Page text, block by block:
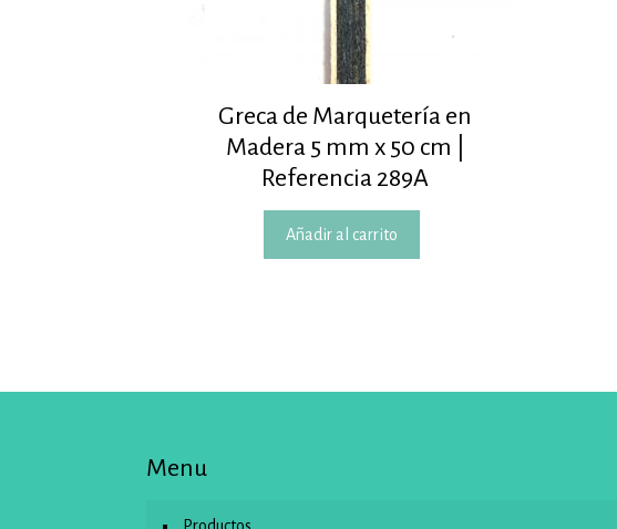
Greca de Marquetería en
Madera 5 mm x 50 cm |
Referencia 289A
Añadir al carrito
Menu